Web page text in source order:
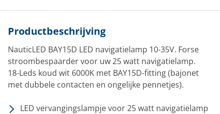
Productbeschrijving
NauticLED BAY15D LED navigatielamp 10-35V. Forse
stroombespaarder voor uw 25 watt navigatielamp.
18-Leds koud wit 6000K met BAY15D-fitting (bajonet
met dubbele contacten en ongelijke pennetjes).
LED vervangingslampje voor 25 watt navigatielamp